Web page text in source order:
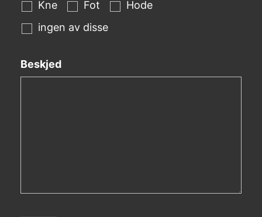
Kne
Fot
Hode
ingen av disse
Beskjed